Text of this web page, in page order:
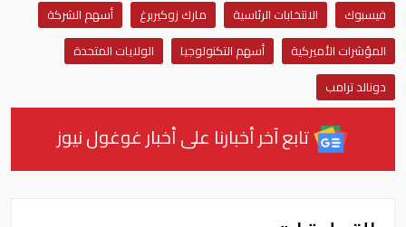
فيسبوك الانتخابات الرئاسية مارك زوكيربرغ
أسهم الشركة
المؤشرات الأميركية
أسهم التكنولوجيا
الولايات المتحدة
دونالد ترامب
تابع آخر أخبارنا على أخبار غوغول نيوز